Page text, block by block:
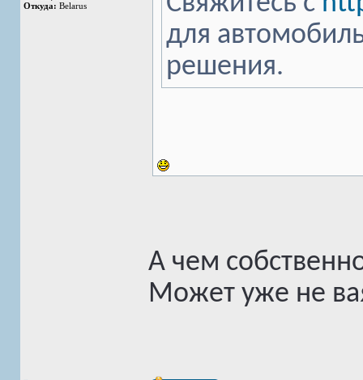
Откуда: Belarus
для
решения.
А чем
Может уже не